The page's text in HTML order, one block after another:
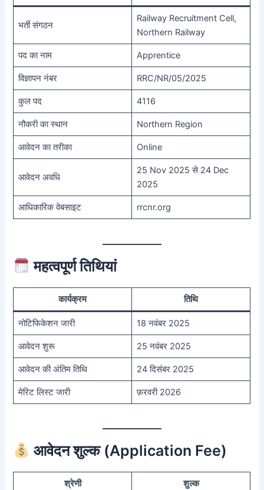
भर्ती संगठन
Railway Recruitment Cell,
Northern Railway
पद का नाम Apprentice
विज्ञापन नंबर RRC/NR/05/2025
कुल पद 4116
नौकरी का स्थान Northern Region
आवेदन का तरीका Online
आवेदन अवधि
25 Nov 2025 से 24 Dec
2025
आधिकारिक वेबसाइट rrcnr.org
महत्वपूर्ण तिथियां
कार्यक्रम तिथि
नोटिफिकेशन जारी 18 नवंबर 2025
आवेदन शुरू 25 नवंबर 2025
आवेदन की अंतिम तिथि 24 दिसंबर 2025
मेरिट लिस्ट जारी फ़रवरी 2026
आवेदन शुल्क (Application Fee)
श्रेणी शुल्क